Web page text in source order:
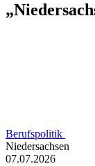
Berufspolitik
Niedersachsen
07.07.2026